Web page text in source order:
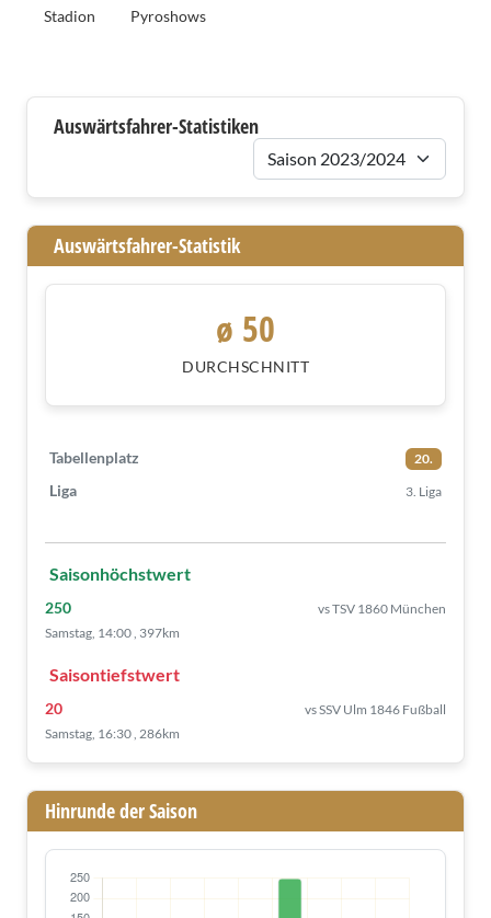
Stadion Pyroshows
Auswärtsfahrer
Auswärtsfahrer-Statistiken
Auswärtsfahrer-Statistik
ø 50
DURCHSCHNITT
Tabellenplatz 20.
Liga 3. Liga
Saisonhöchstwert
250
vs TSV 1860 München
Samstag, 14:00 , 397km
Saisontiefstwert
20
vs SSV Ulm 1846 Fußball
Samstag, 16:30 , 286km
Hinrunde der Saison